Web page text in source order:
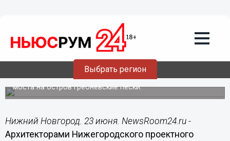
Выбрать регион
23.06.201915:59
Представлена концепция
благоустройства площади Ленина
В концепции предусмотрено строительство МФК и
моста на остров Гребневские пески.
Нижний Новгород. 23 июня. NewsRoom24.ru -
Архитекторами Нижегородского проектного